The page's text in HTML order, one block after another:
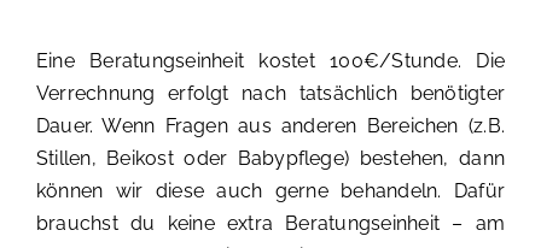
Eine Beratungseinheit kostet 100€/Stunde. Die
Verrechnung erfolgt nach tatsächlich benötigter
Dauer. Wenn Fragen aus anderen Bereichen (z.B.
Stillen, Beikost oder Babypflege) bestehen, dann
können wir diese auch gerne behandeln. Dafür
brauchst du keine extra Beratungseinheit – am